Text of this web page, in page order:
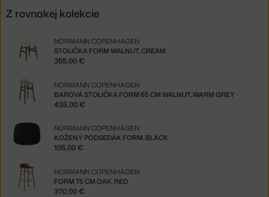
Z rovnakej kolekcie
STOLIČKA FORM WALNUT, CREAM
NORMANN COPENHAGEN
355,00 €
BAROVÁ STOLIČKA FORM 65 CM WALNUT, WARM GREY
NORMANN COPENHAGEN
435,00 €
KOŽENÝ PODSEDÁK FORM, BLACK
NORMANN COPENHAGEN
105,00 €
FORM 75 CM OAK, RED
NORMANN COPENHAGEN
370,00 €